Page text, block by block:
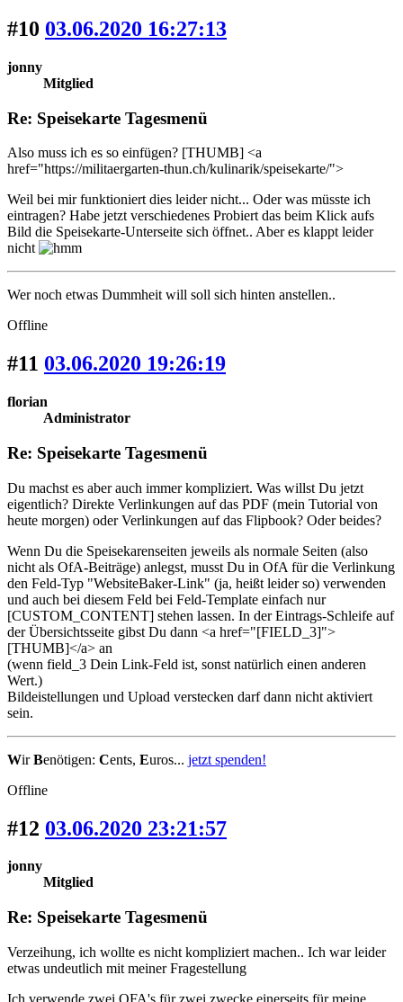
#10 03.06.2020 16:27:13
jonny
Mitglied
Re: Speisekarte Tagesmenü
Also muss ich es so einfügen? [THUMB] <a
href="https://militaergarten-thun.ch/kulinarik/speisekarte/">
Weil bei mir funktioniert dies leider nicht... Oder was müsste ich
eintragen? Habe jetzt verschiedenes Probiert das beim Klick aufs
Bild die Speisekarte-Unterseite sich öffnet.. Aber es klappt leider
nicht
Wer noch etwas Dummheit will soll sich hinten anstellen..
Offline
#11 03.06.2020 19:26:19
florian
Administrator
Re: Speisekarte Tagesmenü
Du machst es aber auch immer kompliziert. Was willst Du jetzt
eigentlich? Direkte Verlinkungen auf das PDF (mein Tutorial von
heute morgen) oder Verlinkungen auf das Flipbook? Oder beides?
Wenn Du die Speisekarenseiten jeweils als normale Seiten (also
nicht als OfA-Beiträge) anlegst, musst Du in OfA für die Verlinkung
den Feld-Typ "WebsiteBaker-Link" (ja, heißt leider so) verwenden
und auch bei diesem Feld bei Feld-Template einfach nur
[CUSTOM_CONTENT] stehen lassen. In der Eintrags-Schleife auf
der Übersichtsseite gibst Du dann <a href="[FIELD_3]">
[THUMB]</a> an
(wenn field_3 Dein Link-Feld ist, sonst natürlich einen anderen
Wert.)
Bildeistellungen und Upload verstecken darf dann nicht aktiviert
sein.
WirBenötigen: Cents, Euros... jetzt spenden!
Offline
#12 03.06.2020 23:21:57
jonny
Mitglied
Re: Speisekarte Tagesmenü
Verzeihung, ich wollte es nicht kompliziert machen.. Ich war leider
etwas undeutlich mit meiner Fragestellung
Ich verwende zwei OFA's für zwei zwecke einerseits für meine